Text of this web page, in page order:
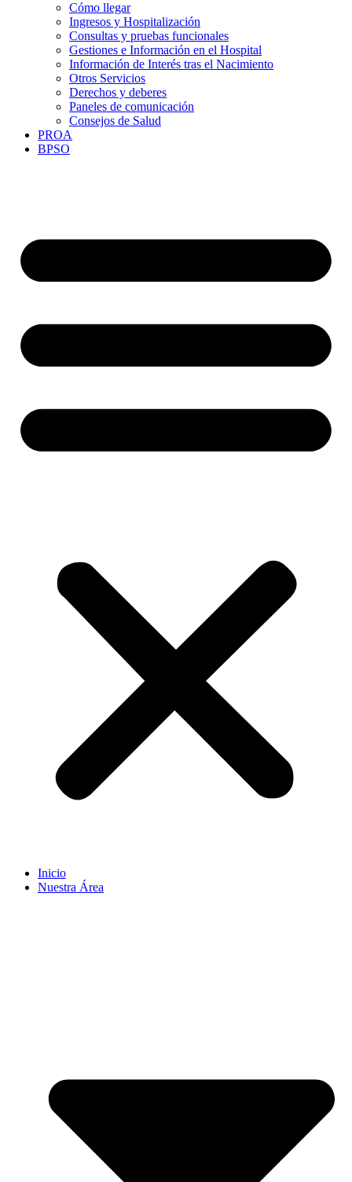
Cómo llegar
Ingresos y Hospitalización
Consultas y pruebas funcionales
Gestiones e Información en el Hospital
Información de Interés tras el Nacimiento
Otros Servicios
Derechos y deberes
Paneles de comunicación
Consejos de Salud
PROA
BPSO
Inicio
Nuestra Área